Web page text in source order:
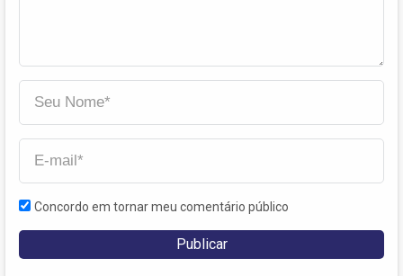
Concordo em tornar meu comentário público